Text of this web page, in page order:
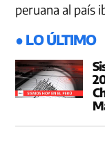
peruana al país
● LO ÚLTIMO